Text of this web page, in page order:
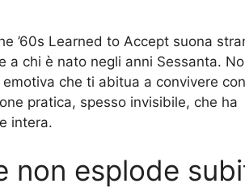
’60s Learned to Accept suona
a chi è nato negli anni Sessanta.
che ti abitua a convivere con
pratica, spesso invisibile, che ha
intera.
non esplode